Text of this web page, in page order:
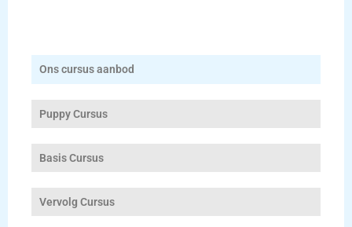
Ons cursus aanbod
Puppy Cursus
Basis Cursus
Vervolg Cursus